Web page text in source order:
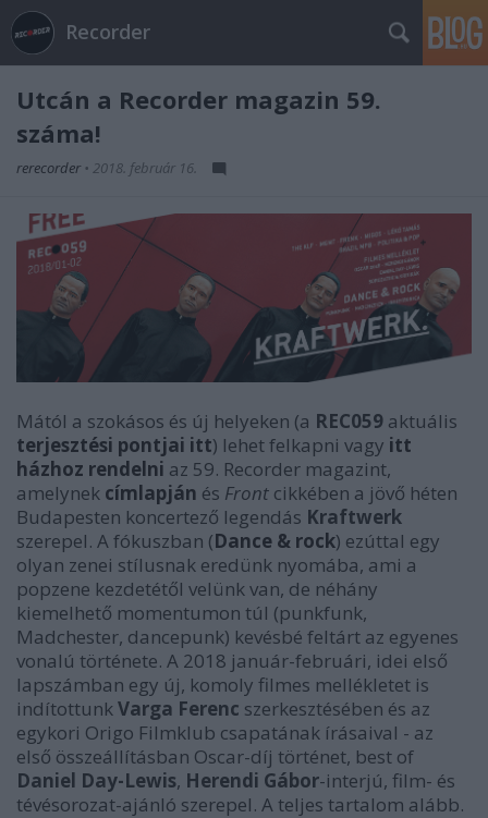
Recorder
Utcán a Recorder magazin 59.
száma!
rerecorder • 2018. február 16.
Mától a szokásos és új helyeken (a REC059 aktuális
terjesztési pontjai itt) lehet felkapni vagy itt
házhoz rendelni az 59. Recorder magazint,
amelynek címlapján és Front cikkében a jövő héten
Budapesten koncertező legendás Kraftwerk
szerepel. A fókuszban (Dance & rock) ezúttal egy
olyan zenei stílusnak eredünk nyomába, ami a
popzene kezdetétől velünk van, de néhány
kiemelhető momentumon túl (punkfunk,
Madchester, dancepunk) kevésbé feltárt az egyenes
vonalú története. A 2018 január-februári, idei első
lapszámban egy új, komoly filmes mellékletet is
indítottunkVarga Ferenc szerkesztésében és az
egykori Origo Filmklub csapatának írásaival - az
első összeállításban Oscar-díj történet, best of
Daniel Day-Lewis, Herendi Gábor-interjú, film- és
tévésorozat-ajánló szerepel. A teljes tartalom alább.